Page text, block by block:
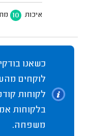
איכות 10
כשאנו
לוקחים
לקוחות
בלקוחות
משפחה.